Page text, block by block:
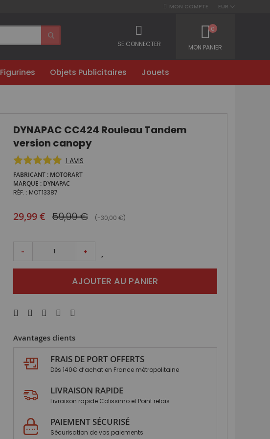
EUR
MON COMPTE
MON PANIER
0
SE CONNECTER
Figurines Objets Publicitaires Jouets
DYNAPAC CC424 Rouleau Tandem
version canopy
1 AVIS
FABRICANT
MOTORART
MARQUE
DYNAPAC
RÉF.
MOT13387
Prix
spécial
29,99 € 59,99 € (-30,00 €)
- +
AJOUTER AU PANIER
Avantages clients
FRAIS DE PORT OFFERTS
Dès 140€ d’achat en France métropolitaine
LIVRAISON RAPIDE
Livraison rapide Colissimo et Point relais
PAIEMENT SÉCURISÉ
Sécurisation de vos paiements